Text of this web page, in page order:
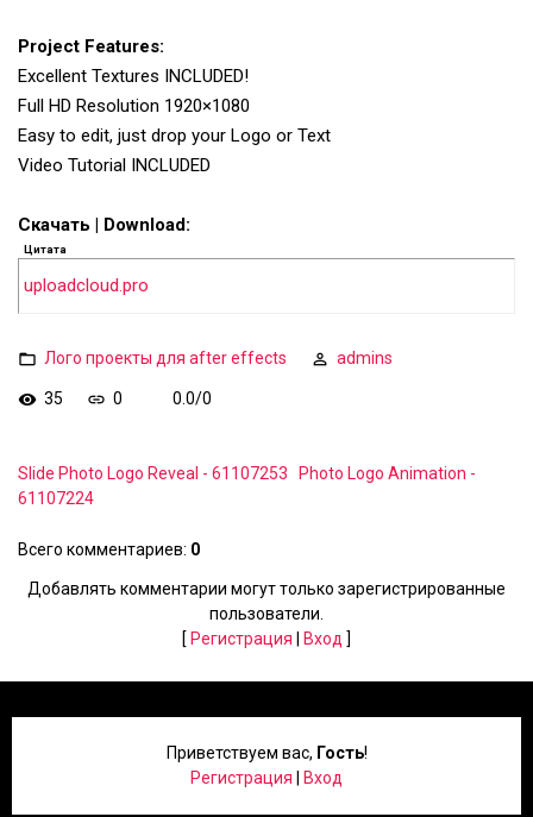
Project Features:
Excellent Textures INCLUDED!
Full HD Resolution 1920×1080
Easy to edit, just drop your Logo or Text
Video Tutorial INCLUDED
Скачать | Download:
Цитата
uploadcloud.pro
Лого проекты для after effects admins
35 0 0.0/0
Slide Photo Logo Reveal - 61107253
Photo Logo Animation -
61107224
Всего комментариев: 0
Добавлять комментарии могут только зарегистрированные
пользователи.
[ Регистрация Вход ]
Приветствуем вас, Гость!
Регистрация
Вход